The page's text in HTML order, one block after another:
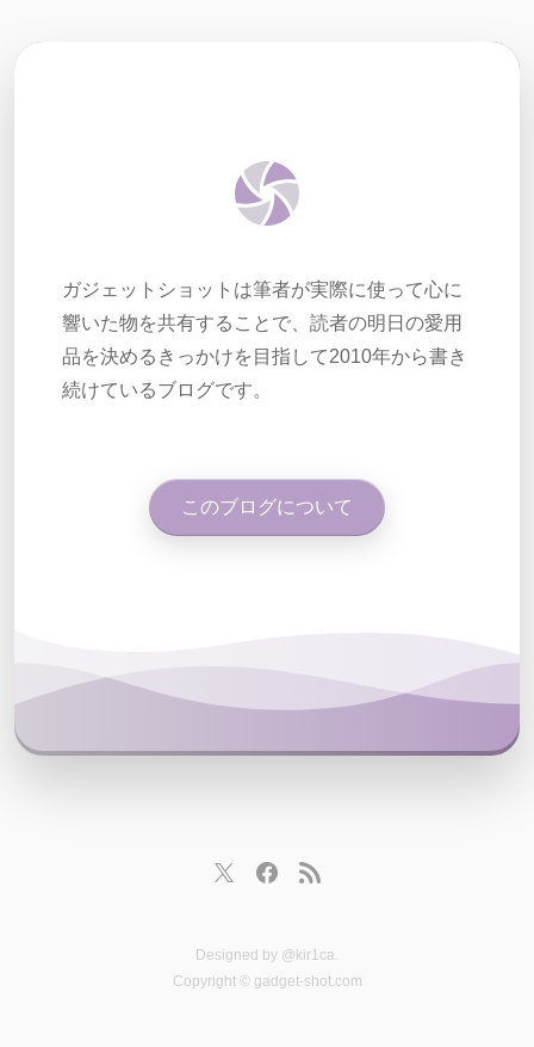
ガジェットショットは筆者が実際に使って心に
響いた物を共有することで、読者の明日の愛用
品を決めるきっかけを目指して2010年から書き
続けているブログです。
このブログについて
Designed by @kir1ca.
Copyright © gadget-shot.com